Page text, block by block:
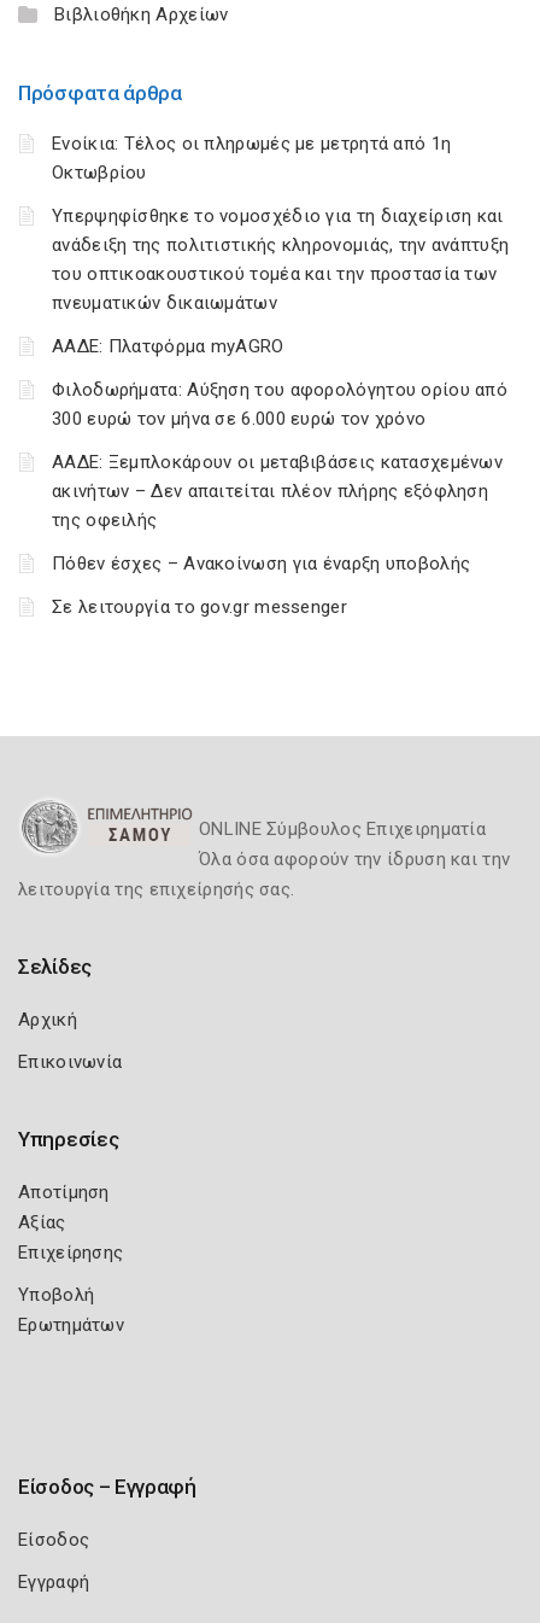
Βιβλιοθήκη Αρχείων
Πρόσφατα άρθρα
Ενοίκια: Τέλος οι πληρωμές με μετρητά από 1η
Οκτωβρίου
Υπερψηφίσθηκε το νομοσχέδιο για τη διαχείριση και
ανάδειξη της πολιτιστικής κληρονομιάς, την ανάπτυξη
του οπτικοακουστικού τομέα και την προστασία των
πνευματικών δικαιωμάτων
ΑΑΔΕ: Πλατφόρμα myAGRO
Φιλοδωρήματα: Αύξηση του αφορολόγητου ορίου από
300 ευρώ τον μήνα σε 6.000 ευρώ τον χρόνο
ΑΑΔΕ: Ξεμπλοκάρουν οι μεταβιβάσεις κατασχεμένων
ακινήτων – Δεν απαιτείται πλέον πλήρης εξόφληση
της οφειλής
Πόθεν έσχες – Ανακοίνωση για έναρξη υποβολής
Σε λειτουργία το gov.gr messenger
ONLINE Σύμβουλος Επιχειρηματία
Όλα όσα αφορούν την ίδρυση και την
λειτουργία της επιχείρησής σας.
Σελίδες
Αρχική
Επικοινωνία
Υπηρεσίες
Αποτίμηση
Αξίας
Επιχείρησης
Υποβολή
Ερωτημάτων
Είσοδος – Εγγραφή
Είσοδος
Εγγραφή